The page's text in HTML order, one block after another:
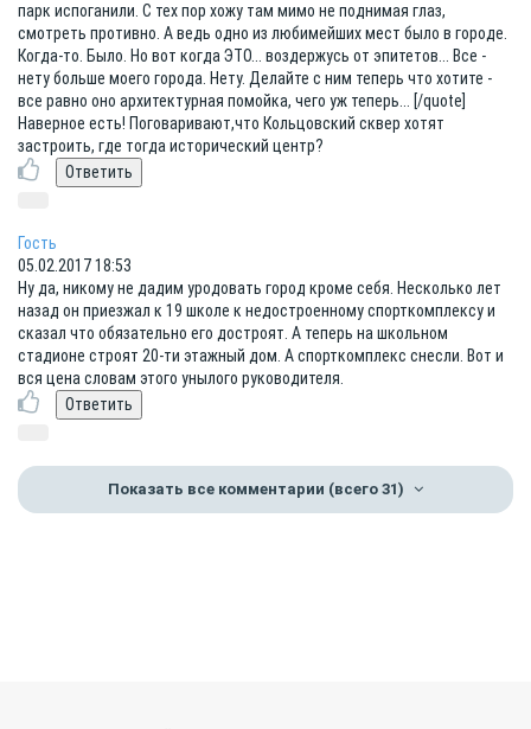
парк испоганили. С тех пор хожу там мимо не поднимая глаз,
смотреть противно. А ведь одно из любимейших мест было в городе.
Когда-то. Было. Но вот когда ЭТО... воздержусь от эпитетов... Все -
нету больше моего города. Нету. Делайте с ним теперь что хотите -
все равно оно архитектурная помойка, чего уж теперь... [/quote]
Наверное есть! Поговаривают,что Кольцовский сквер хотят
застроить, где тогда исторический центр?
Гость
05.02.2017 18:53
Ну да, никому не дадим уродовать город кроме себя. Несколько лет
назад он приезжал к 19 школе к недостроенному спорткомплексу и
сказал что обязательно его достроят. А теперь на школьном
стадионе строят 20-ти этажный дом. А спорткомплекс снесли. Вот и
вся цена словам этого унылого руководителя.
Показать все комментарии (всего 31)